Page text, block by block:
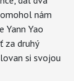
nám
Yann Yao
za druhý
si svojou